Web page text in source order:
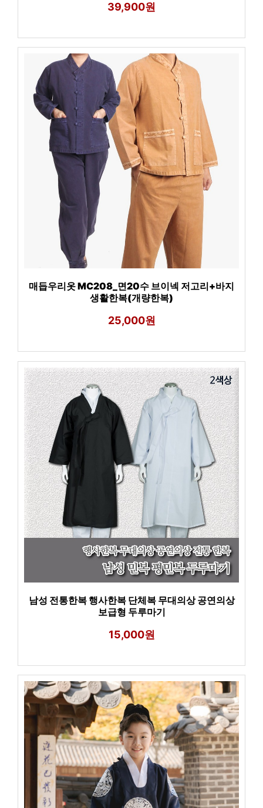
39,900원
매듭우리옷 MC208_면20수 브이넥 저고리+바지
생활한복(개량한복)
25,000원
남성 전통한복 행사한복 단체복 무대의상 공연의상
보급형 두루마기
15,000원